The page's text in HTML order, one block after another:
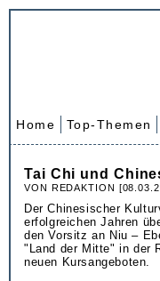
Home Top-Themen
Tai Chi und
VON REDAKTION
Der Chinesischer
erfolgreichen Jahren
den Vorsitz an Niu –
"Land der Mitte" in der
neuen Kursangeboten.